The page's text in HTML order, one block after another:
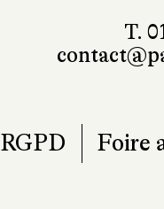
T.
RGPD Foire